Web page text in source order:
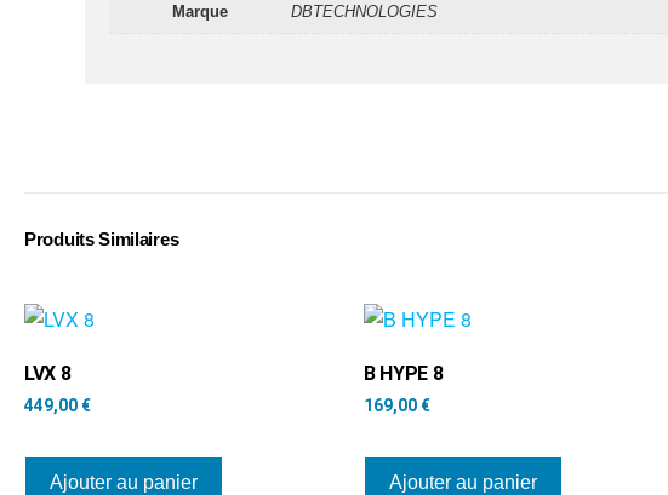
Marque DBTECHNOLOGIES
Produits Similaires
LVX 8
449,00 €
Ajouter au panier
B HYPE 8
169,00 €
Ajouter au panier